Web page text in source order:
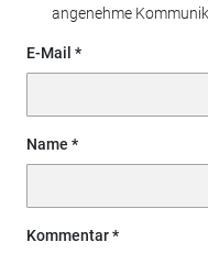
angenehme
E-Mail
Name
Kommentar